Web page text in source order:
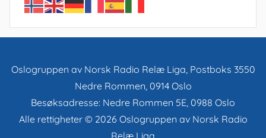
Oslogruppen av Norsk Radio Relæ Liga, Postboks 3550
Nedre Rommen, 0914 Oslo
Besøksadresse: Nedre Rommen 5E, 0988 Oslo
Alle rettigheter © 2026 Oslogruppen av Norsk Radio